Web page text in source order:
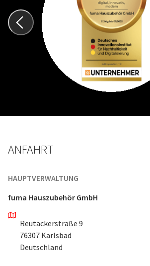
ANFAHRT
HAUPTVERWALTUNG
fuma Hauszubehör GmbH
Reutäckerstraße 9
76307 Karlsbad
Deutschland